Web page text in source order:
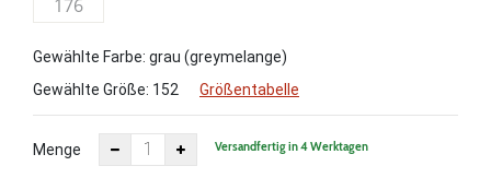
176
Gewählte Farbe: grau (greymelange)
Gewählte Größe: 152 Größentabelle
Menge Versandfertig in 4 Werktagen